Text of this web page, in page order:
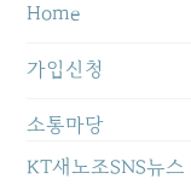
Home
가입신청
소통마당
KT새노조SNS뉴스